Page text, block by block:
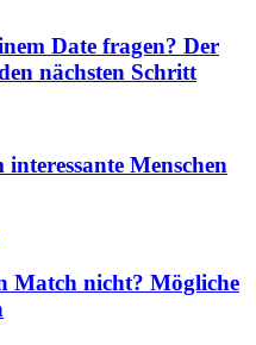
Date fragen? Der
nächsten Schritt
Menschen
Match nicht? Mögliche